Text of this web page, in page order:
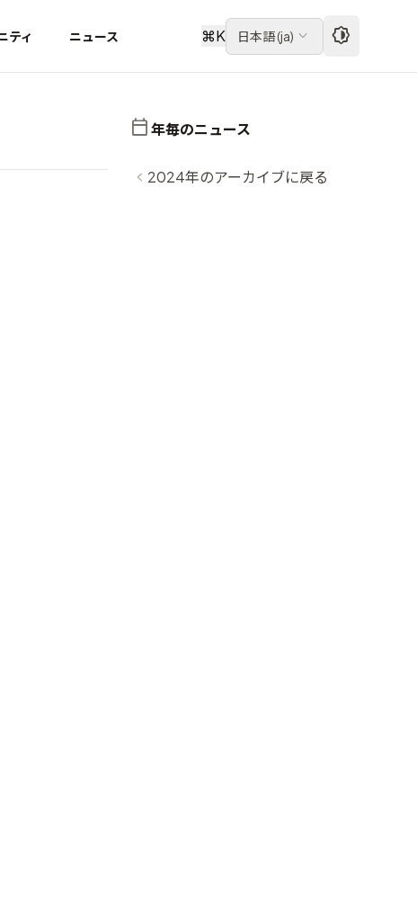
ティ ニュース ⌘K 日本語(ja)
年毎のニュース
2024年のアーカイブに戻る